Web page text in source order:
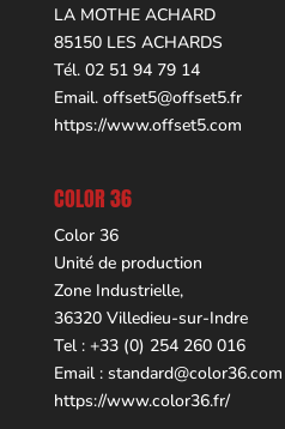
LA MOTHE ACHARD
85150 LES ACHARDS
Tél. 02 51 94 79 14
Email. offset5@offset5.fr
https://www.offset5.com
COLOR 36
Color 36
Unité de production
Zone Industrielle,
36320 Villedieu-sur-Indre
Tel : +33 (0) 254 260 016
Email : standard@color36.com
https://www.color36.fr/